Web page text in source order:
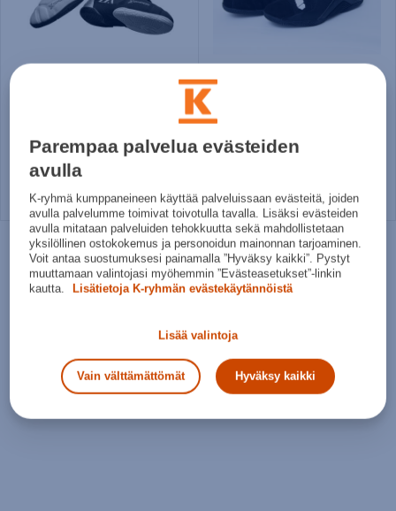
Norm. hinta:179€
30pv alin hinta: 129,90€
Useita kokoja
Blindsave
119,90€
Norm. hinta:129€
Useita kokoja
Parempaa palvelua evästeiden
avulla
K-ryhmä kumppaneineen käyttää palveluissaan evästeitä, joiden
avulla palvelumme toimivat toivotulla tavalla. Lisäksi evästeiden
avulla mitataan palveluiden tehokkuutta sekä mahdollistetaan
yksilöllinen ostokokemus ja personoidun mainonnan tarjoaminen.
Voit antaa suostumuksesi painamalla ”Hyväksy kaikki”. Pystyt
muuttamaan valintojasi myöhemmin ”Evästeasetukset”-linkin
kautta.
Lisätietoja K-ryhmän evästekäytännöistä
Lisää valintoja
Vain välttämättömät Hyväksy kaikki